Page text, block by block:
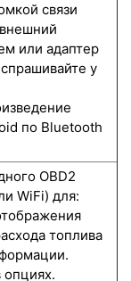
связи
или адаптер
у
по Bluetooth
OBD2
WiFi) для:
топлива
опциях.